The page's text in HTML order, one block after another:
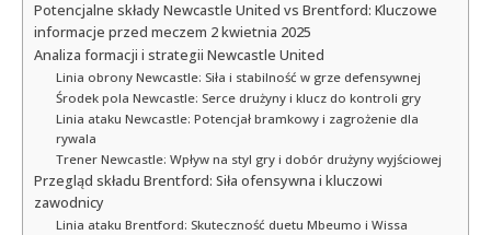
Potencjalne składy Newcastle United vs Brentford: Kluczowe
informacje przed meczem 2 kwietnia 2025
Analiza formacji i strategii Newcastle United
Linia obrony Newcastle: Siła i stabilność w grze defensywnej
Środek pola Newcastle: Serce drużyny i klucz do kontroli gry
Linia ataku Newcastle: Potencjał bramkowy i zagrożenie dla
rywala
Trener Newcastle: Wpływ na styl gry i dobór drużyny wyjściowej
Przegląd składu Brentford: Siła ofensywna i kluczowi
zawodnicy
Linia ataku Brentford: Skuteczność duetu Mbeumo i Wissa